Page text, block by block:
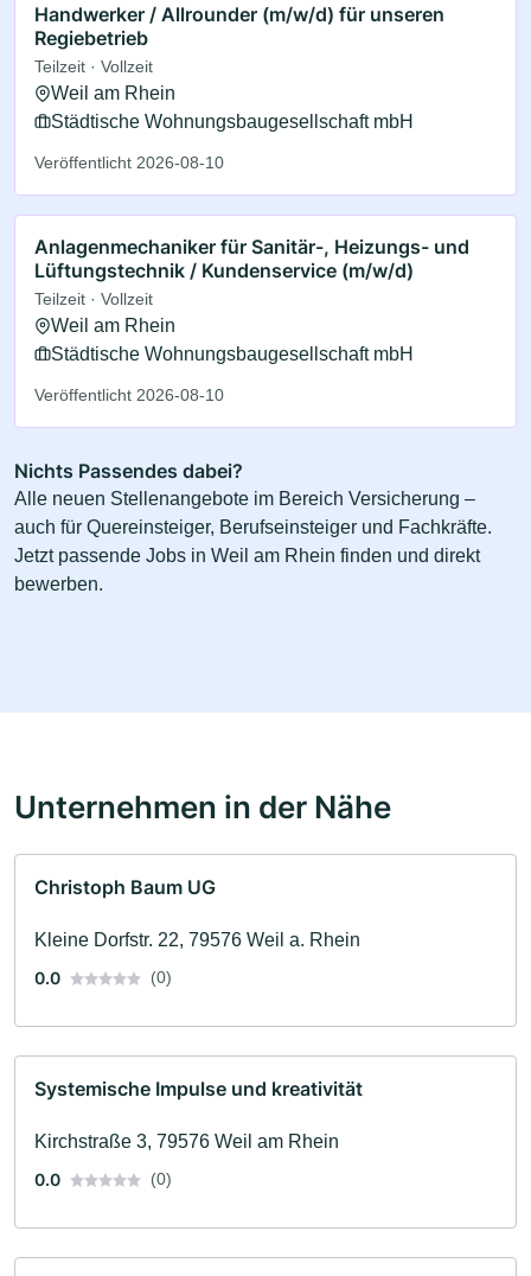
Handwerker / Allrounder (m/w/d) für unseren
Regiebetrieb
Teilzeit · Vollzeit
Weil am Rhein
Städtische Wohnungsbaugesellschaft mbH
Veröffentlicht 2026-08-10
Anlagenmechaniker für Sanitär-, Heizungs- und
Lüftungstechnik / Kundenservice (m/w/d)
Teilzeit · Vollzeit
Weil am Rhein
Städtische Wohnungsbaugesellschaft mbH
Veröffentlicht 2026-08-10
Nichts Passendes dabei?
Alle neuen Stellenangebote im Bereich Versicherung –
auch für Quereinsteiger, Berufseinsteiger und Fachkräfte.
Jetzt passende Jobs in Weil am Rhein finden und direkt
bewerben.
Unternehmen in der Nähe
Christoph Baum UG
Kleine Dorfstr. 22, 79576 Weil a. Rhein
0.0
(0)
Systemische Impulse und kreativität
Kirchstraße 3, 79576 Weil am Rhein
0.0
(0)